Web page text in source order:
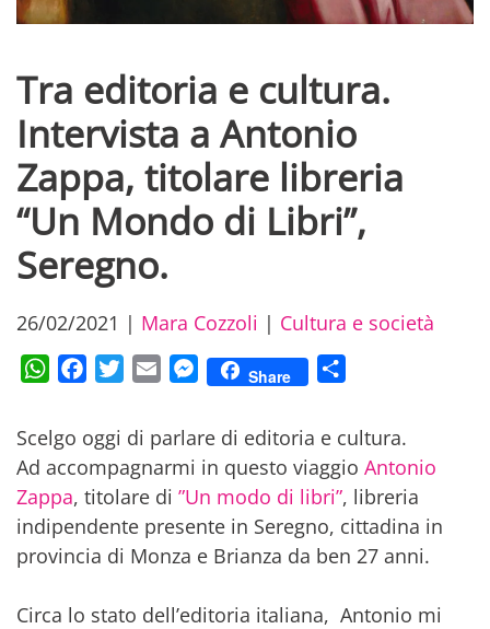
Tra editoria e cultura.
Intervista a Antonio
Zappa, titolare libreria
“Un Mondo di Libri”,
Seregno.
26/02/2021 | Mara Cozzoli | Cultura e società
WhatsAppFacebookTwitterEmail Messenger
Share
Scelgo oggi di parlare di editoria e cultura.
Ad accompagnarmi in questo viaggio Antonio
Zappa, titolare di ”Un modo di libri”, libreria
indipendente presente in Seregno, cittadina in
provincia di Monza e Brianza da ben 27 anni.
Circa lo stato dell’editoria italiana, Antonio mi